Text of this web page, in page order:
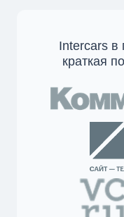
Intercars
краткая